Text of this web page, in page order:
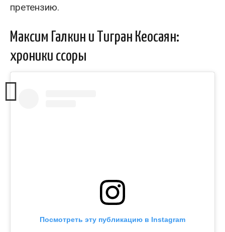
претензию.
Максим Галкин и Тигран Кеосаян:
хроники ссоры
Посмотреть эту публикацию в Instagram